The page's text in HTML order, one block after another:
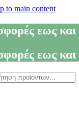
to main content
εως
εως